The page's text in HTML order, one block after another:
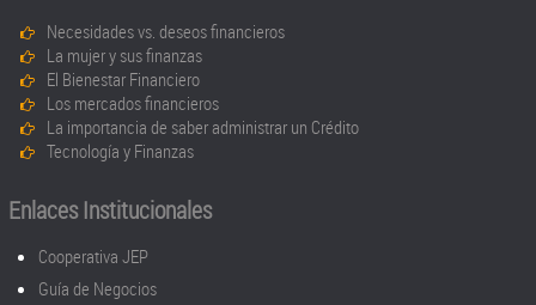
Necesidades vs. deseos financieros
La mujer y sus finanzas
El Bienestar Financiero
Los mercados financieros
La importancia de saber administrar un Crédito
Tecnología y Finanzas
Enlaces Institucionales
Cooperativa JEP
Guía de Negocios